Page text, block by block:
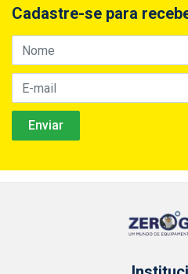
Cadastre-se para